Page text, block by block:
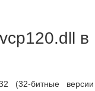
в
(32-битные версии